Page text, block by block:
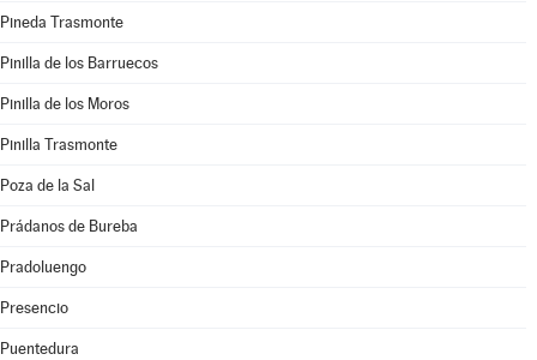
Pineda Trasmonte
Pinilla de los Barruecos
Pinilla de los Moros
Pinilla Trasmonte
Poza de la Sal
Prádanos de Bureba
Pradoluengo
Presencio
Puentedura